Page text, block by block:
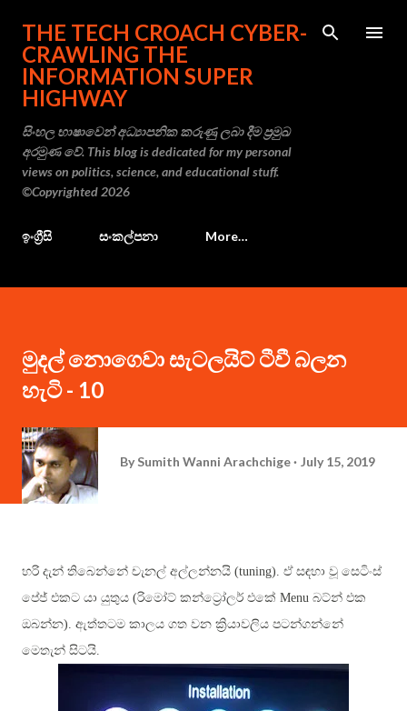
Skip to main content
THE TECH CROACH CYBER-
CRAWLING THE
INFORMATION SUPER
HIGHWAY
සිංහල භාෂාවෙන් අධ්‍යාපනික කරුණු ලබා දීම ප්‍රමුඛ
අරමුණ වේ. This blog is dedicated for my personal
views on politics, science, and educational stuff.
©Copyrighted 2026
ඉංග්‍රීසි සංකල්පනා More…
මුදල් නොගෙවා සැටලයිට් ටීවී බලන
හැටි - 10
By Sumith Wanni Arachchige July 15, 2019
හරි දැන් තිබෙන්නේ චැනල් අල්ලන්නයි (tuning). ඒ සඳහා වූ සෙටිංස්
පේජ් එකට යා යුතුය (රිමෝට් කන්ට්‍රෝලර් එකේ Menu බට්න් එක
ඔබන්න). ඇත්තටම කාලය ගත වන ක්‍රියාවලිය පටන්ගන්නේ
මෙතැන් සිටයි.